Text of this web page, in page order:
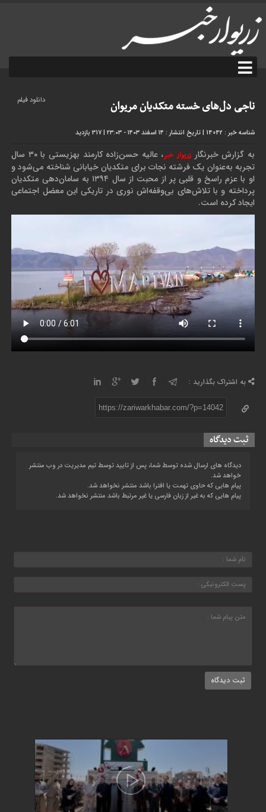
دانلود فیلم ناجی دل‌های خسته متکدیان مریوان
شناسه خبر : 14042 |تاریخ انتشار : ۱۴ اسفند ۱۴۰۳ - ۲۳:۰۳ |317 بازدید
به گزارش خبرنگار زریوار خبر
، عالیه حسن‌زاده کارمند بهزیستی با ۳۰ سال
تجربه به‌عنوان یک فرشته نجات برای متکدیان خیابانی شناخته می‌شود و
او با عزم راسخ و قلبی پر از محبت از سال ۱۳۹۴ به سامان‌دهی متکدیان
پرداخته و با تلاش‌های بی‌وقفه‌اش نوری در تاریکی این معضل اجتماعی
ایجاد کرده است.
به اشتراک بگذارید :
https://zariwarkhabar.com/?p=14042
ثبت دیدگاه
دیدگاه های ارسال شده توسط شما، پس از تایید توسط تیم مدیریت در وب منتشر
خواهد شد.
پیام هایی که حاوی تهمت یا افترا باشد منتشر نخواهد شد.
پیام هایی که به غیر از زبان فارسی یا غیر مرتبط باشد منتشر نخواهد شد.